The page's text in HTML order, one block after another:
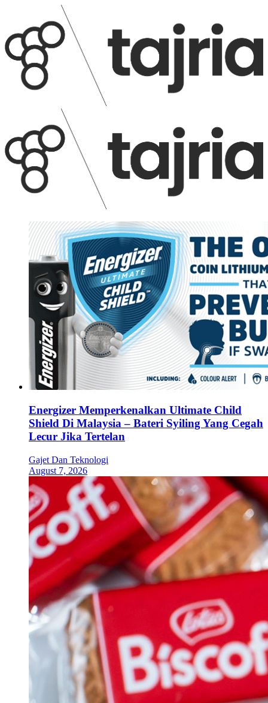
Energizer Memperkenalkan Ultimate Child
Shield Di Malaysia – Bateri Syiling Yang Cegah
Lecur Jika Tertelan
Gajet Dan Teknologi
August 7, 2026